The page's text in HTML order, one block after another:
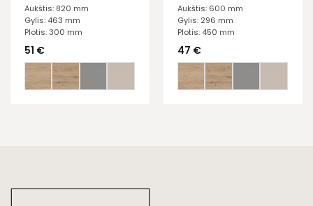
Aukštis: 820 mm
Gylis: 463 mm
Plotis: 300 mm
51 €
Aukštis: 600 mm
Gylis: 296 mm
Plotis: 450 mm
47 €